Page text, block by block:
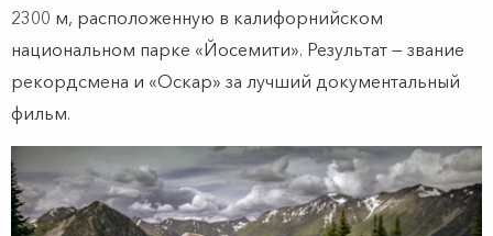
2300 м, расположенную в калифорнийском
национальном парке «Йосемити». Результат — звание
рекордсмена и «Оскар» за лучший документальный
фильм.